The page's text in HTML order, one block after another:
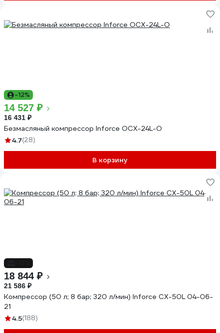
-12%
14 527 ₽
16 431 ₽
Безмасляный компрессор Inforce OCX-24L-O
4.7(28)
В корзину
18 844 ₽
21 586 ₽
Компрессор (50 л; 8 бар; 320 л/мин) Inforce CX-50L 04-06-
21
4.5(188)